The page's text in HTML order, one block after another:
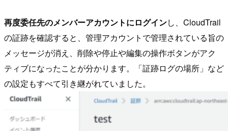
再度委任先のメンバーアカウントにログインし、CloudTrail
の証跡を確認すると、管理アカウントで管理されている旨の
メッセージが消え、削除や停止や編集の操作ボタンがアク
ティブになったことが分かります。「証跡ログの場所」など
の設定もすべて引き継がれていました。